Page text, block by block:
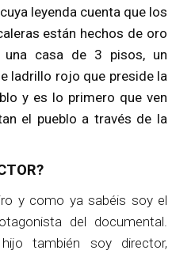
leyenda cuenta que los
están hechos de oro
casa de 3 pisos, un
ladrillo rojo que preside la
y es lo primero que ven
el pueblo a través de la
y como ya sabéis soy el
del documental.
también soy director,